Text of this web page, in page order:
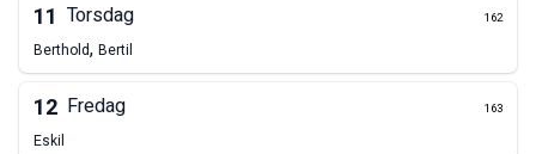
11 Torsdag 162
Berthold, Bertil
12 Fredag 163
Eskil